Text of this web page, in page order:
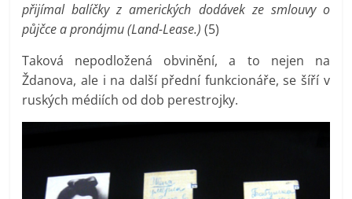
přijímal balíčky z amerických dodávek ze smlouvy o
půjčce a pronájmu (Land-Lease.) (5)
Taková nepodložená obvinění, a to nejen na
Ždanova, ale i na další přední funkcionáře, se šíří v
ruských médiích od dob perestrojky.